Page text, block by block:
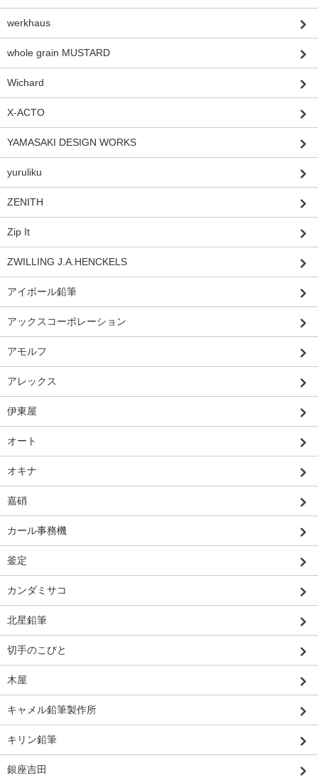
werkhaus
whole grain MUSTARD
Wichard
X-ACTO
YAMASAKI DESIGN WORKS
yuruliku
ZENITH
Zip It
ZWILLING J.A.HENCKELS
アイボール鉛筆
アックスコーポレーション
アモルフ
アレックス
伊東屋
オート
オキナ
嘉硝
カール事務機
釜定
カンダミサコ
北星鉛筆
切手のこびと
木屋
キャメル鉛筆製作所
キリン鉛筆
銀座吉田